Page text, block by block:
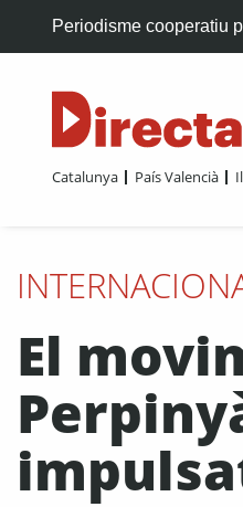
Periodisme cooperatiu
Catalunya País Valencià
El